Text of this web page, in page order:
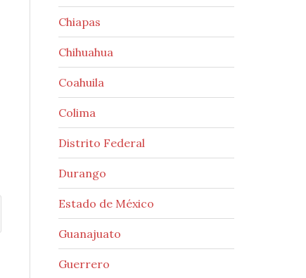
Chiapas
Chihuahua
Coahuila
Colima
Distrito Federal
Durango
Estado de México
Guanajuato
Guerrero